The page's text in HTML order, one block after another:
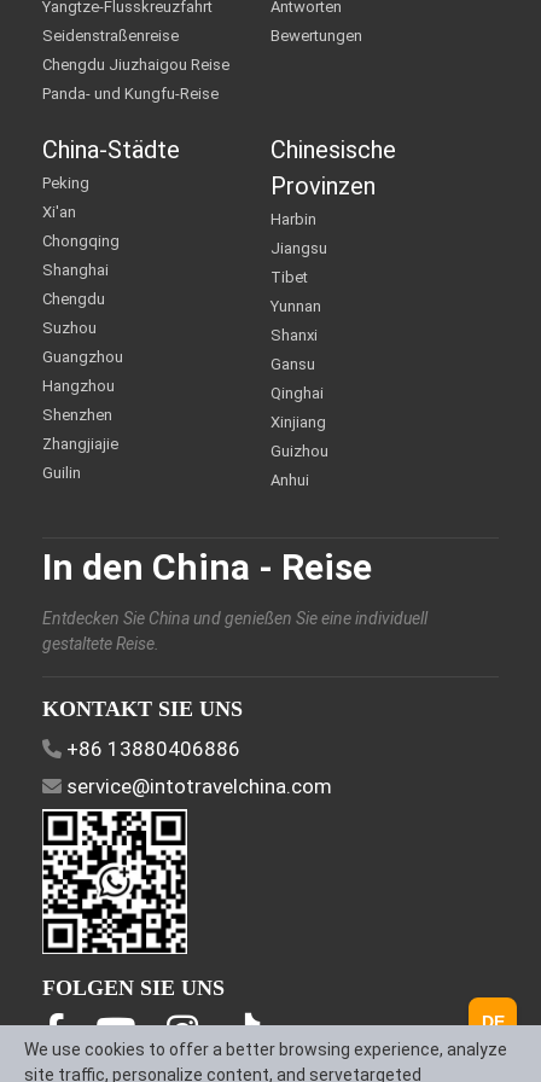
Yangtze-Flusskreuzfahrt
Seidenstraßenreise
Chengdu Jiuzhaigou Reise
Panda- und Kungfu-Reise
Antworten
Bewertungen
China-Städte
Peking
Xi'an
Chongqing
Shanghai
Chengdu
Suzhou
Guangzhou
Hangzhou
Shenzhen
Zhangjiajie
Guilin
Chinesische
Provinzen
Harbin
Jiangsu
Tibet
Yunnan
Shanxi
Gansu
Qinghai
Xinjiang
Guizhou
Anhui
In den China - Reise
Entdecken Sie China und genießen Sie eine individuell
gestaltete Reise.
KONTAKT SIE UNS
+86 13880406886
service@intotravelchina.com
FOLGEN SIE UNS
DE
We use cookies to offer a better browsing experience, analyze
site traffic, personalize content, and servetargeted